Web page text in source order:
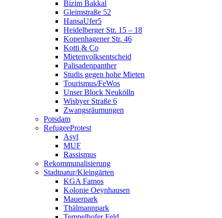
Bizim Bakkal
Gleimstraße 52
HansaUfer5
Heidelberger Str. 15 – 18
Kopenhagener Str. 46
Kotti & Co
Mietenvolksentscheid
Palisadenpanther
Studis gegen hohe Mieten
Tourismus/FeWos
Unser Block Neukölln
Wisbyer Straße 6
Zwangsräumungen
Potsdam
RefugeeProtest
Asyl
MUF
Rassismus
Rekommunalisierung
Stadtnatur/Kleingärten
KGA Famos
Kolonie Oeynhausen
Mauerpark
Thälmannpark